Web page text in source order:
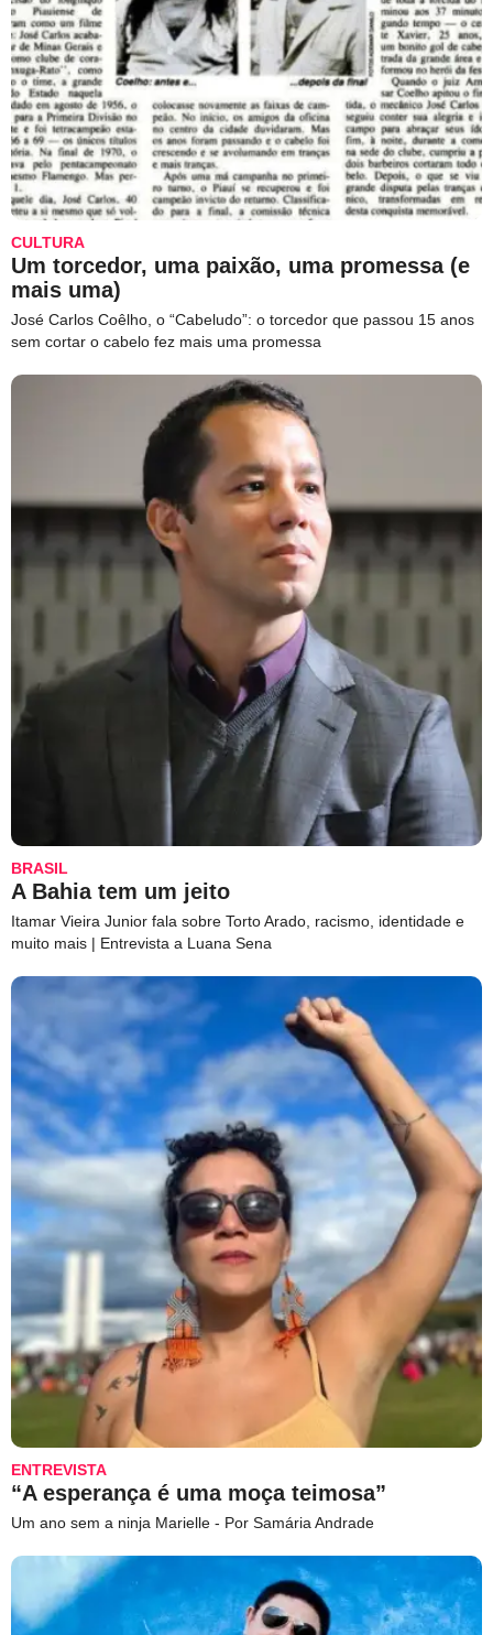
CULTURA
Um torcedor, uma paixão, uma promessa (e
mais uma)
José Carlos Coêlho, o “Cabeludo”: o torcedor que passou 15 anos
sem cortar o cabelo fez mais uma promessa
BRASIL
A Bahia tem um jeito
Itamar Vieira Junior fala sobre Torto Arado, racismo, identidade e
muito mais | Entrevista a Luana Sena
ENTREVISTA
“A esperança é uma moça teimosa”
Um ano sem a ninja Marielle - Por Samária Andrade